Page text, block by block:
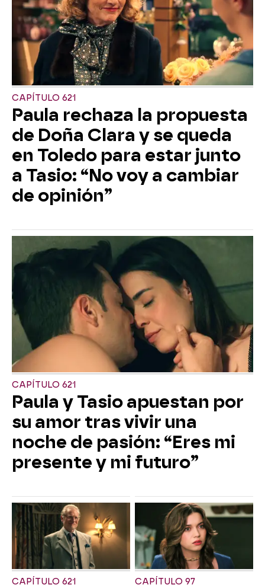
CAPÍTULO 621
Paula rechaza la propuesta
de Doña Clara y se queda
en Toledo para estar junto
a Tasio: “No voy a cambiar
de opinión”
CAPÍTULO 621
Paula y Tasio apuestan por
su amor tras vivir una
noche de pasión: “Eres mi
presente y mi futuro”
CAPÍTULO 621 CAPÍTULO 97